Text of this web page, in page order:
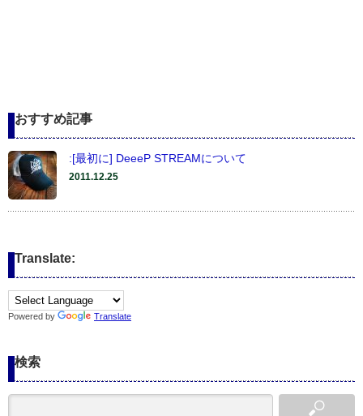
おすすめ記事
:[最初に] DeeeP STREAMについて
2011.12.25
Translate:
Powered by Translate
検索